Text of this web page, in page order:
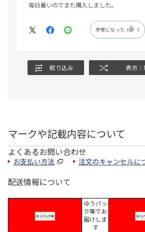
毎日暑いのでまた購入しました。
参考になった 0
絞り込み 表示
マークや記載内容について
よくあるお問い合わせ
お支払い方法 注文のキャンセルに
配送情報について
ゆうパッ
ク等でお
届けしま
す